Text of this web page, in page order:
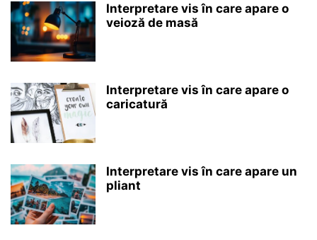
Interpretare vis în care apare o
veioză de masă
Interpretare vis în care apare o
caricatură
Interpretare vis în care apare un
pliant